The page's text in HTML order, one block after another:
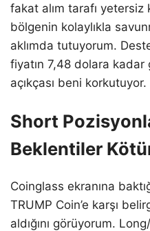
fakat alım tarafı yetersiz
bölgenin kolaylıkla
aklımda tutuyorum.
fiyatın 7,48 dolara
açıkçası beni korkutuyor.
Short
Beklentiler
Coinglass ekranına
TRUMP Coin’e karşı
aldığını görüyorum.